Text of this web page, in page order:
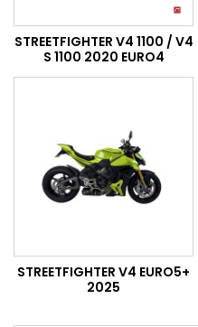
STREETFIGHTER V4 1100 / V4
S 1100 2020 EURO4
STREETFIGHTER V4 EURO5+
2025